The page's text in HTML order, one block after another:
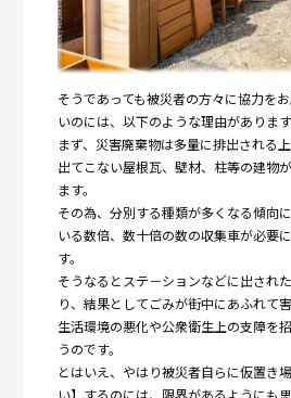
そうであっても被災者の方々に協力を
いのには、以下のような理由があります
まず、災害廃棄物は多量に排出される
出てこない屋根瓦、壁材、柱等の建物
ます。
その為、分別する種類が多くなる傾向
いる数倍、数十倍の数の収集車が必要
す。
そうなるとステ－ションなどに出され
り、結果としてごみが街中にあふれて
生活環境の悪化や公衆衛生上の支障を
うのです。
とはいえ、やはり被災者自らに仮置き
い】するのには、限界があるようにも思